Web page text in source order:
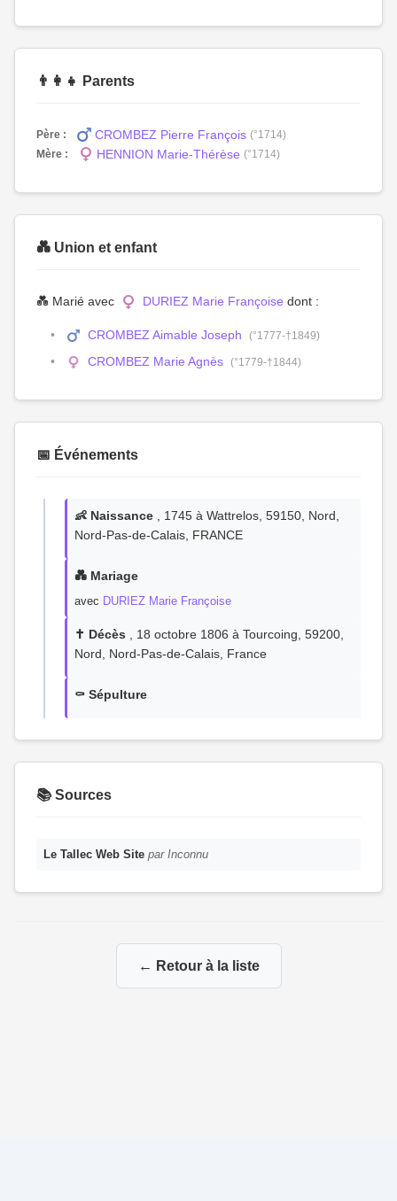
👨‍👩‍👧 Parents
Père : CROMBEZ Pierre François (°1714)
Mère :
HENNION Marie-Thérèse (°1714)
💑 Union et enfant
💑 Marié avec DURIEZ Marie Françoise dont :
CROMBEZ Aimable Joseph (°1777-†1849)
CROMBEZ Marie Agnès (°1779-†1844)
📅 Événements
👶 Naissance , 1745 à Wattrelos, 59150, Nord,
Nord-Pas-de-Calais, FRANCE
💑 Mariage
avec DURIEZ Marie Françoise
✝️ Décès , 18 octobre 1806 à Tourcoing, 59200,
Nord, Nord-Pas-de-Calais, France
⚰️ Sépulture
📚 Sources
Le Tallec Web Site par Inconnu
← Retour à la liste